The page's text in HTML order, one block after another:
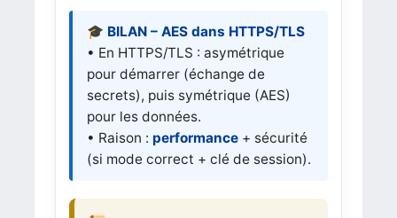
🎓 BILAN – AES dans HTTPS/TLS
• En HTTPS/TLS : asymétrique
pour démarrer (échange de
secrets), puis symétrique (AES)
pour les données.
• Raison : performance+ sécurité
(si mode correct + clé de session).